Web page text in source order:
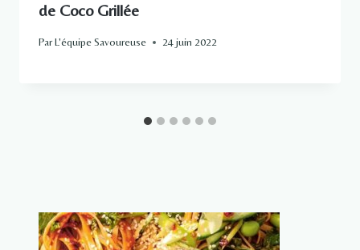
de Coco Grillée
ParL'équipe Savoureuse 24 juin 2022